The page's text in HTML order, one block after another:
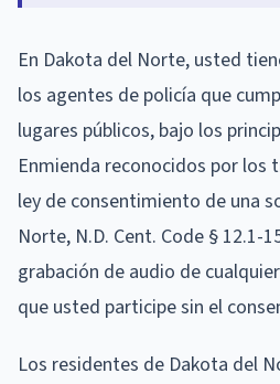
En Dakota del Norte, usted
los agentes de policía que
lugares públicos, bajo los
Enmienda reconocidos por los
ley de consentimiento de una
Norte, N.D. Cent. Code § 12.1-
grabación de audio de
que usted participe sin el
Los residentes de Dakota del